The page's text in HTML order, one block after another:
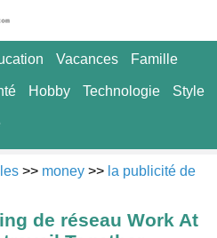
Vacances Famille
Hobby Technologie Style
>> money >> la publicité de
de réseau Work At